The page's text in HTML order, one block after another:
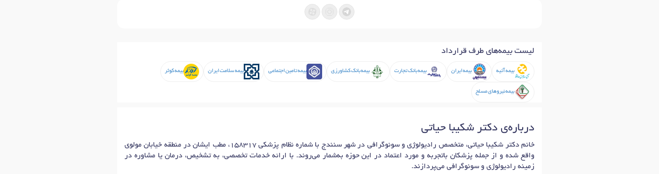
لیست بیمه‌های طرف قرارداد
بیمه آتیه بیمه ایران بیمه بانک تجارت بیمه بانک کشاورزی بیمه تامین اجتماعی بیمه سلامت ایران بیمه کوثر
بیمه نیروهای مسلح
درباره‌ی دکتر شکیبا حیاتی
خانم دکتر شکیبا حیاتی، متخصص رادیولوژی و سونوگرافی در شهر سنندج با شماره نظام پزشکی 158317، مطب ایشان در منطقه خیابان مولوی
واقع شده و از جمله پزشکان باتجربه و مورد اعتماد در این حوزه به‌شمار می‌روند. با ارائه خدمات تخصصی، به تشخیص، درمان یا مشاوره در
زمینه رادیولوژی و سونوگرافی می‌پردازند.